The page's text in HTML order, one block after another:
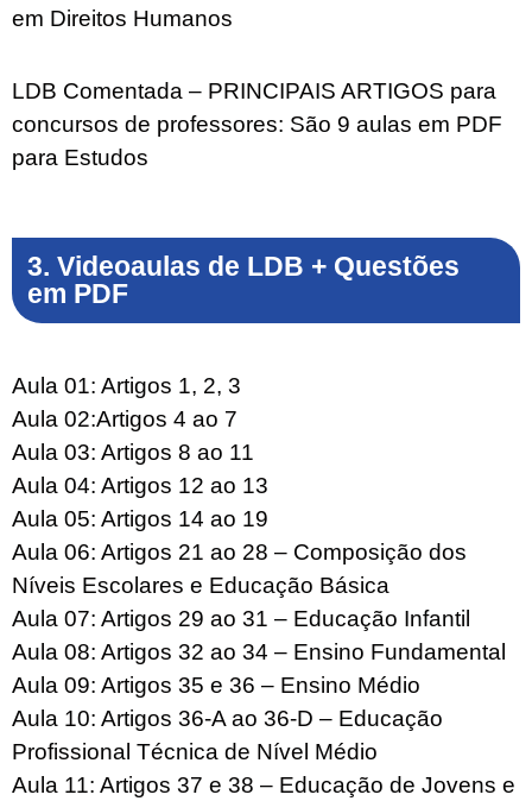
em Direitos Humanos
LDB Comentada – PRINCIPAIS ARTIGOS para
concursos de professores: São 9 aulas em PDF
para Estudos
3. Videoaulas de LDB + Questões
em PDF
Aula 01: Artigos 1, 2, 3
Aula 02:Artigos 4 ao 7
Aula 03: Artigos 8 ao 11
Aula 04: Artigos 12 ao 13
Aula 05: Artigos 14 ao 19
Aula 06: Artigos 21 ao 28 – Composição dos
Níveis Escolares e Educação Básica
Aula 07: Artigos 29 ao 31 – Educação Infantil
Aula 08: Artigos 32 ao 34 – Ensino Fundamental
Aula 09: Artigos 35 e 36 – Ensino Médio
Aula 10: Artigos 36-A ao 36-D – Educação
Profissional Técnica de Nível Médio
Aula 11: Artigos 37 e 38 – Educação de Jovens e